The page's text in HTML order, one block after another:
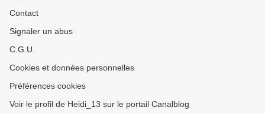
Contact
Signaler un abus
C.G.U.
Cookies et données personnelles
Préférences cookies
Voir le profil de Heidi_13 sur le portail Canalblog